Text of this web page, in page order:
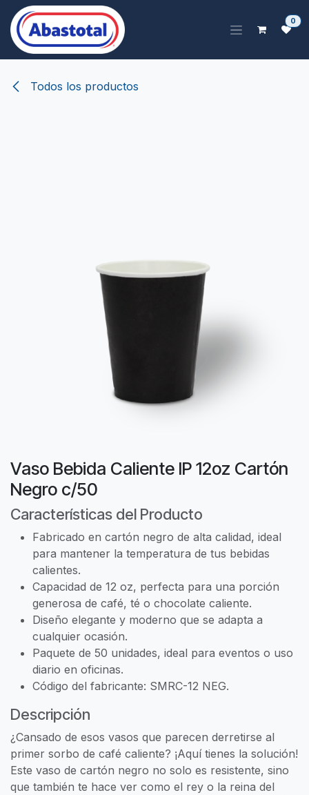
Ir al contenido
0
Todos los productos
Vaso Bebida Caliente IP 12oz Cartón
Negro c/50
Características del Producto
Fabricado en cartón negro de alta calidad, ideal
para mantener la temperatura de tus bebidas
calientes.
Capacidad de 12 oz, perfecta para una porción
generosa de café, té o chocolate caliente.
Diseño elegante y moderno que se adapta a
cualquier ocasión.
Paquete de 50 unidades, ideal para eventos o uso
diario en oficinas.
Código del fabricante: SMRC-12 NEG.
Descripción
¿Cansado de esos vasos que parecen derretirse al
primer sorbo de café caliente? ¡Aquí tienes la solución!
Este vaso de cartón negro no solo es resistente, sino
que también te hace ver como el rey o la reina del